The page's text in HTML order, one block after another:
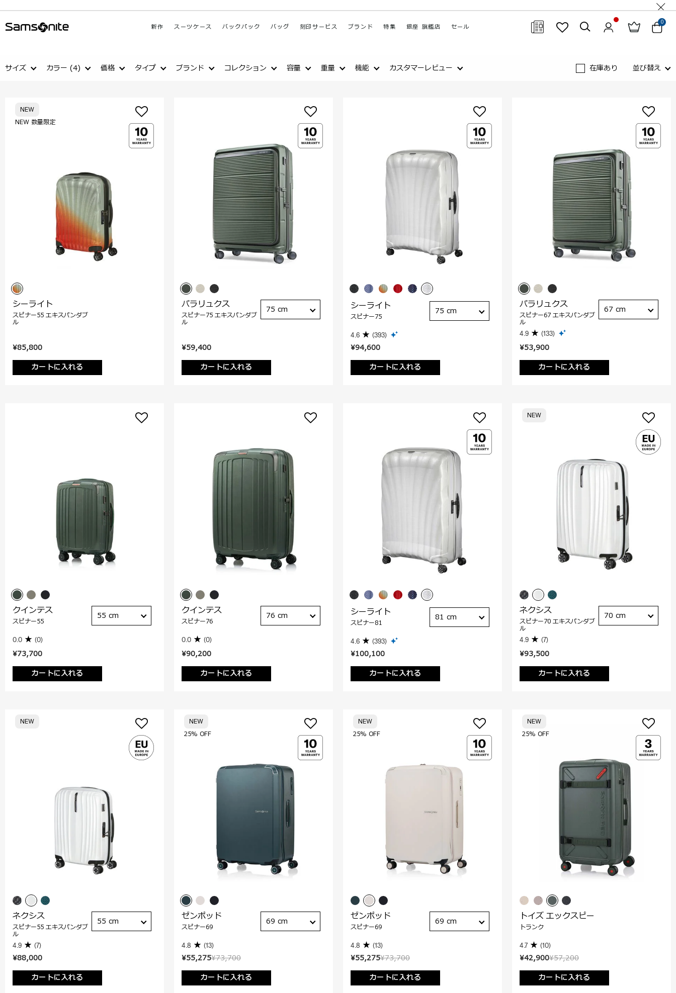
新作 スーツケース バックパック バッグ 刻印サービス ブランド 特集 銀座 旗艦店 セール
0
閉じる
サイズ カラー (4) 価格 タイプ ブランド コレクション 容量 重量 機能 カスタマーレビュー 在庫あり 並び替え
¥85,800
カートに入れる
NEW 数量限定
NEW
シーライト
スピナー55 エキスパンダブ
ル
¥59,400
カートに入れる
パラリュクス
スピナー75 エキスパンダブ
ル
75 cm
¥94,600
カートに入れる
シーライト
スピナー75
4.6 (393)
75 cm
¥53,900
カートに入れる
パラリュクス
スピナー67 エキスパンダブ
ル
4.9 (133)
67 cm
¥73,700
カートに入れる
クインテス
スピナー55
0.0 (0)
55 cm
¥90,200
カートに入れる
クインテス
スピナー76
0.0 (0)
76 cm
¥100,100
カートに入れる
シーライト
スピナー81
4.6 (393)
81 cm
¥93,500
カートに入れる
NEW
ネクシス
スピナー70 エキスパンダブ
ル
4.9 (7)
70 cm
¥88,000
カートに入れる
NEW
ネクシス
スピナー55 エキスパンダブ
ル
4.9 (7)
55 cm
¥73,700
¥55,275
カートに入れる
25% OFF
NEW
ゼンポッド
スピナー69
4.8 (13)
69 cm
¥73,700
¥55,275
カートに入れる
25% OFF
NEW
ゼンポッド
スピナー69
4.8 (13)
69 cm
¥57,200
¥42,900
カートに入れる
25% OFF
NEW
トイズ エックスピー
トランク
4.7 (10)